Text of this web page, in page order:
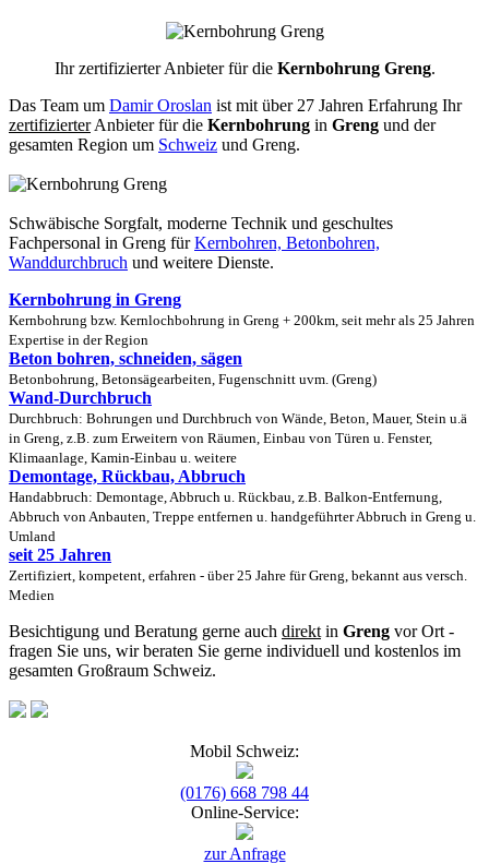
Ihr zertifizierter Anbieter für die Kernbohrung Greng.
Das Team um Damir Oroslan ist mit über 27 Jahren Erfahrung Ihr
zertifizierterAnbieter für die Kernbohrung in Greng und der
gesamten Region um Schweiz und Greng.
Schwäbische Sorgfalt, moderne Technik und geschultes
Fachpersonal in Greng fürKernbohren, Betonbohren,
Wanddurchbruch und weitere Dienste.
Kernbohrung in Greng
Kernbohrung bzw. Kernlochbohrung in Greng + 200km, seit mehr als 25 Jahren
Expertise in der Region
Beton bohren, schneiden, sägen
Betonbohrung, Betonsägearbeiten, Fugenschnitt uvm. (Greng)
Wand-Durchbruch
Durchbruch: Bohrungen und Durchbruch von Wände, Beton, Mauer, Stein u.ä
in Greng, z.B. zum Erweitern von Räumen, Einbau von Türen u. Fenster,
Klimaanlage, Kamin-Einbau u. weitere
Demontage, Rückbau, Abbruch
Handabbruch: Demontage, Abbruch u. Rückbau, z.B. Balkon-Entfernung,
Abbruch von Anbauten, Treppe entfernen u. handgeführter Abbruch in Greng u.
Umland
seit 25 Jahren
Zertifiziert, kompetent, erfahren - über 25 Jahre für Greng, bekannt aus versch.
Medien
Besichtigung und Beratung gerne auch direkt in Greng vor Ort -
fragen Sie uns, wir beraten Sie gerne individuell und kostenlos im
gesamten Großraum Schweiz.
Mobil Schweiz:
(0176) 668 798 44
Online-Service:
zur Anfrage